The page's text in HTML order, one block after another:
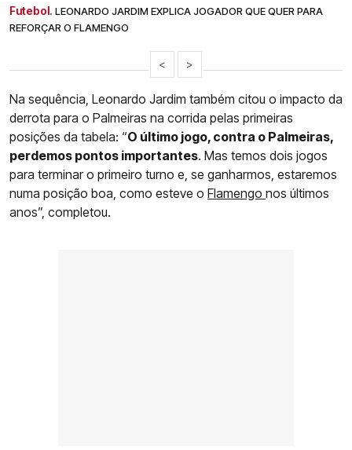
Futebol. LEONARDO JARDIM EXPLICA JOGADOR QUE QUER PARA
REFORÇAR O FLAMENGO
< >
Na sequência, Leonardo Jardim também citou o impacto da
derrota para o Palmeiras na corrida pelas primeiras
posições da tabela: “O último jogo, contra o Palmeiras,
perdemos pontos importantes. Mas temos dois jogos
para terminar o primeiro turno e, se ganharmos, estaremos
numa posição boa, como esteve o Flamengo nos últimos
anos”, completou.